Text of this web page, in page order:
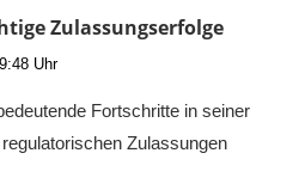
Zulassungserfolge
Uhr
Fortschritte in seiner
Zulassungen